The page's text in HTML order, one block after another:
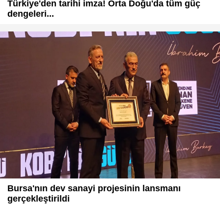
Türkiye'den tarihi imza! Orta Doğu'da tüm güç
dengeleri...
Bursa'nın dev sanayi projesinin lansmanı
gerçekleştirildi